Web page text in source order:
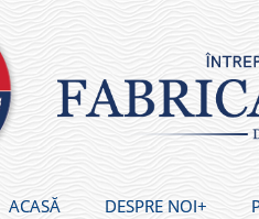
ACASĂ DESPRE NOI